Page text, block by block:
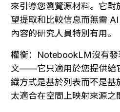
來引導您瀏覽源材料。它對
望提取和比較信息而無需
內容的研究人員特別有用。
權衡：NotebookLM沒有發
文——它只適用於您提供給
織方式是基於列表而不是基
太適合在空間上映射來源之